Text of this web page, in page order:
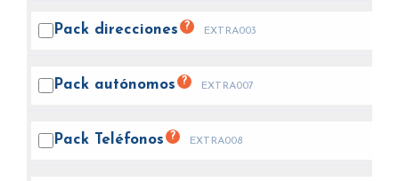
Pack direcciones ? EXTRA003
Pack autónomos ? EXTRA007
Pack Teléfonos ? EXTRA008